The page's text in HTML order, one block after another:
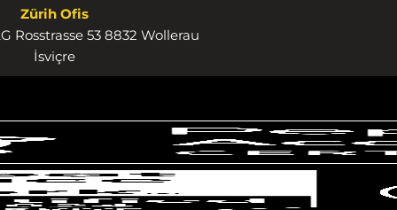
Zürih Ofis
Rosstrasse 53 8832 Wollerau
İsviçre